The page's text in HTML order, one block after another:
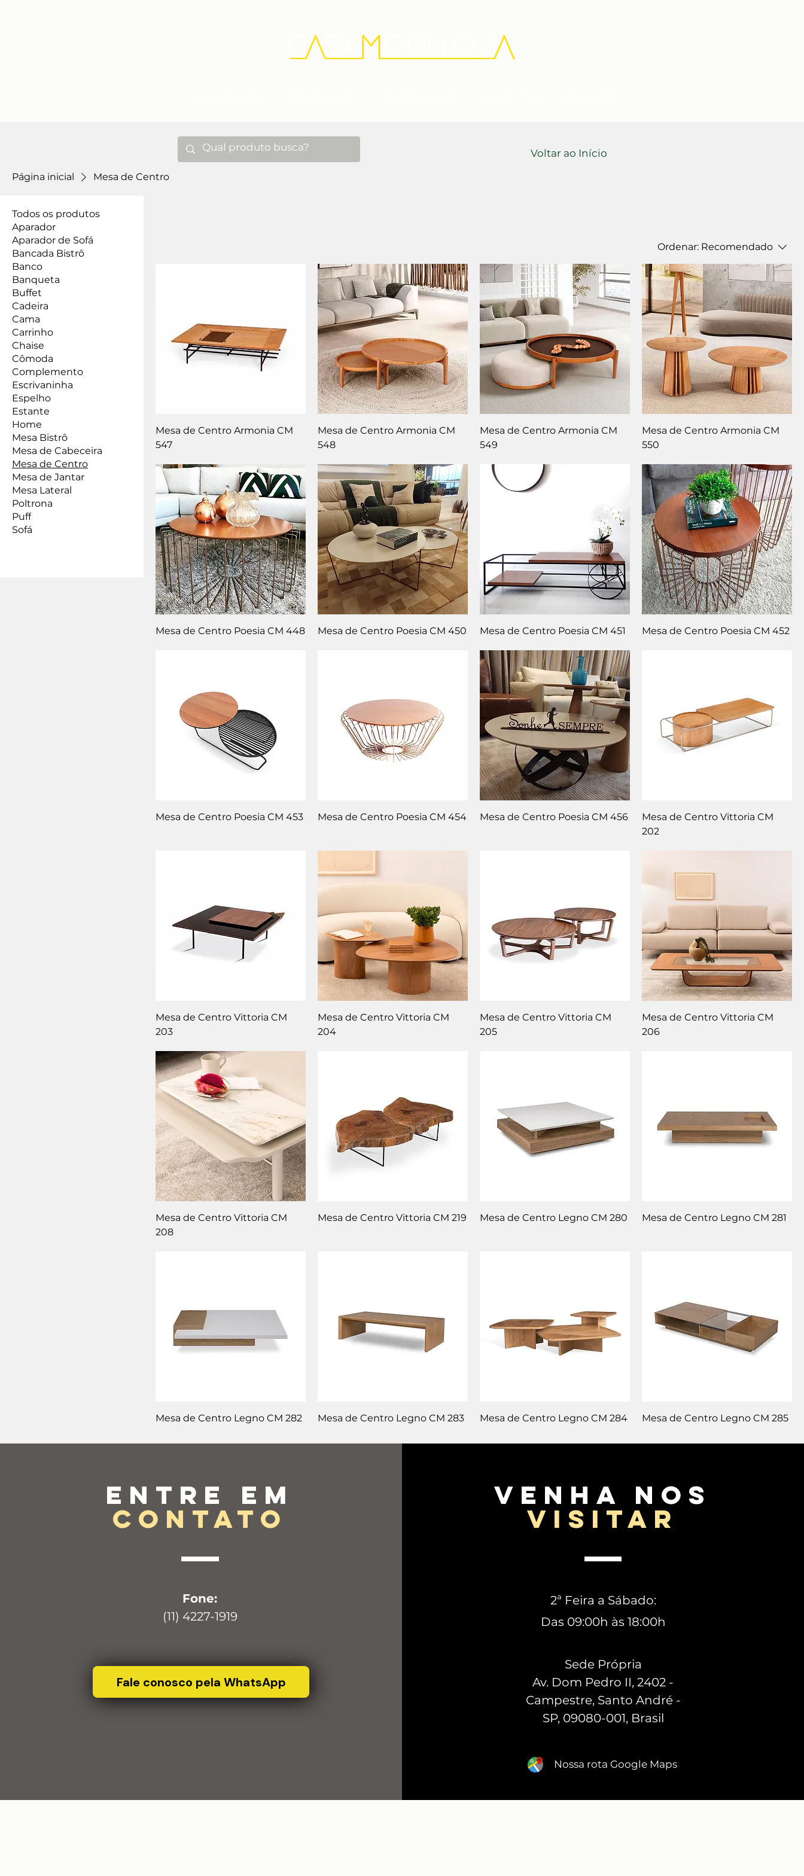
Voltar ao Início
Página inicial Mesa de Centro
Todos os produtos
Aparador
Aparador de Sofá
Bancada Bistrô
Banco
Banqueta
Buffet
Cadeira
Cama
Carrinho
Chaise
Cômoda
Complemento
Escrivaninha
Espelho
Estante
Home
Mesa Bistrô
Mesa de Cabeceira
Mesa de Centro
Mesa de Jantar
Mesa Lateral
Poltrona
Puff
Sofá
Ordenar: Recomendado
Mesa de Centro Armonia CM
547
Mesa de Centro Armonia CM
548
Mesa de Centro Armonia CM
549
Mesa de Centro Armonia CM
550
Mesa de Centro Poesia CM 448 Mesa de Centro Poesia CM 450 Mesa de Centro Poesia CM 451 Mesa de Centro Poesia CM 452
Mesa de Centro Poesia CM 453 Mesa de Centro Poesia CM 454 Mesa de Centro Poesia CM 456
Mesa de Centro Vittoria CM
202
Mesa de Centro Vittoria CM
203
Mesa de Centro Vittoria CM
204
Mesa de Centro Vittoria CM
205
Mesa de Centro Vittoria CM
206
Mesa de Centro Vittoria CM
208
Mesa de Centro Vittoria CM 219 Mesa de Centro Legno CM 280 Mesa de Centro Legno CM 281
Mesa de Centro Legno CM 282 Mesa de Centro Legno CM 283 Mesa de Centro Legno CM 284 Mesa de Centro Legno CM 285
Entre em
contato
Fone:
(11) 4227-1919
Fale conosco pela WhatsApp
venha nos
visitar
2ª Feira a Sábado:
Das 09:00h às 18:00h
Sede Própria
Av. Dom Pedro II, 2402 -
Campestre, Santo André -
SP, 09080-001, Brasil
Nossa rota Google Maps